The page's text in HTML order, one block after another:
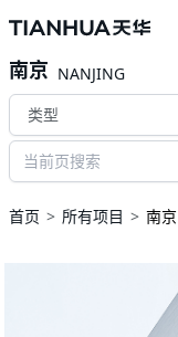
南京 NANJING
类型
首页 所有项目 南京